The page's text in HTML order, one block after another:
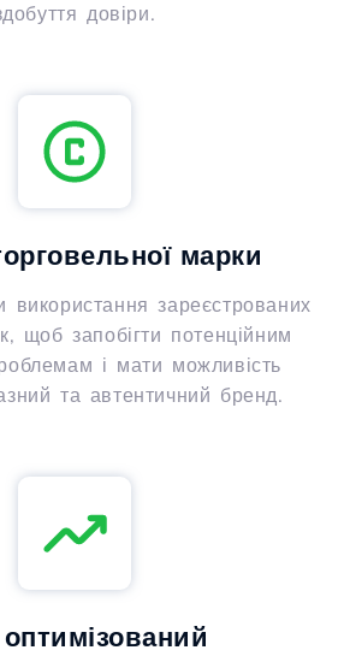
довіри.
марки
використання зареєстрованих
щоб запобігти потенційним
і мати можливість
та автентичний бренд.
оптимізований